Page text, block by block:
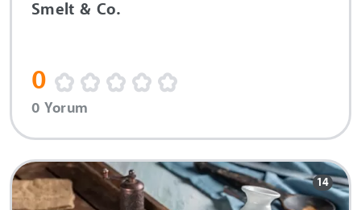
Smelt & Co.
0
0 Yorum
14